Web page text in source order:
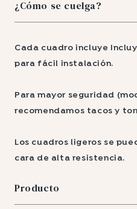
¿Cómo se cuelga?
Cada cuadro incluye
para fácil instalación.
Para mayor seguridad
recomendamos tacos y
Los cuadros ligeros se
cara de alta resistencia.
Producto